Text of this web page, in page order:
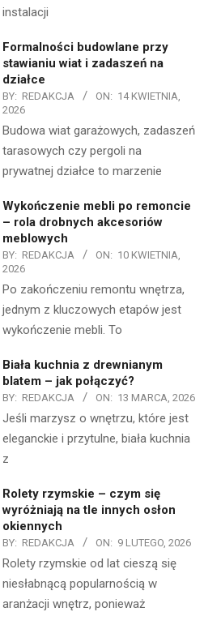
instalacji
Formalności budowlane przy
stawianiu wiat i zadaszeń na
działce
BY: REDAKCJA ON: 14 KWIETNIA,
2026
Budowa wiat garażowych, zadaszeń
tarasowych czy pergoli na
prywatnej działce to marzenie
Wykończenie mebli po remoncie
– rola drobnych akcesoriów
meblowych
BY: REDAKCJA ON: 10 KWIETNIA,
2026
Po zakończeniu remontu wnętrza,
jednym z kluczowych etapów jest
wykończenie mebli. To
Biała kuchnia z drewnianym
blatem – jak połączyć?
BY: REDAKCJA ON: 13 MARCA, 2026
Jeśli marzysz o wnętrzu, które jest
eleganckie i przytulne, biała kuchnia
z
Rolety rzymskie – czym się
wyróżniają na tle innych osłon
okiennych
BY: REDAKCJA ON: 9 LUTEGO, 2026
Rolety rzymskie od lat cieszą się
niesłabnącą popularnością w
aranżacji wnętrz, ponieważ